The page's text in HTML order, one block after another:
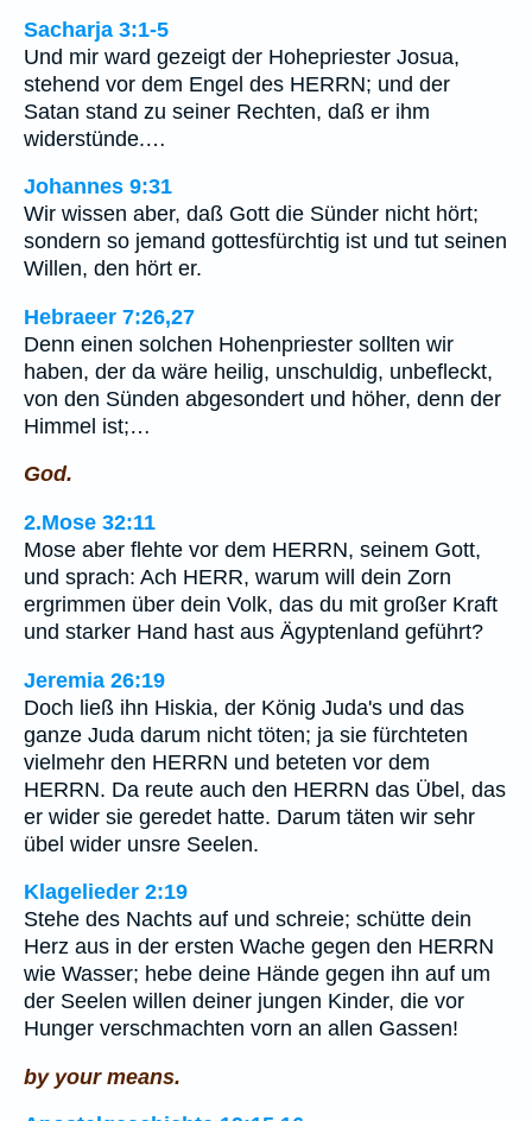
Sacharja 3:1-5
Und mir ward gezeigt der Hohepriester Josua,
stehend vor dem Engel des HERRN; und der
Satan stand zu seiner Rechten, daß er ihm
widerstünde.…
Johannes 9:31
Wir wissen aber, daß Gott die Sünder nicht hört;
sondern so jemand gottesfürchtig ist und tut seinen
Willen, den hört er.
Hebraeer 7:26,27
Denn einen solchen Hohenpriester sollten wir
haben, der da wäre heilig, unschuldig, unbefleckt,
von den Sünden abgesondert und höher, denn der
Himmel ist;…
God.
2.Mose 32:11
Mose aber flehte vor dem HERRN, seinem Gott,
und sprach: Ach HERR, warum will dein Zorn
ergrimmen über dein Volk, das du mit großer Kraft
und starker Hand hast aus Ägyptenland geführt?
Jeremia 26:19
Doch ließ ihn Hiskia, der König Juda's und das
ganze Juda darum nicht töten; ja sie fürchteten
vielmehr den HERRN und beteten vor dem
HERRN. Da reute auch den HERRN das Übel, das
er wider sie geredet hatte. Darum täten wir sehr
übel wider unsre Seelen.
Klagelieder 2:19
Stehe des Nachts auf und schreie; schütte dein
Herz aus in der ersten Wache gegen den HERRN
wie Wasser; hebe deine Hände gegen ihn auf um
der Seelen willen deiner jungen Kinder, die vor
Hunger verschmachten vorn an allen Gassen!
by your means.